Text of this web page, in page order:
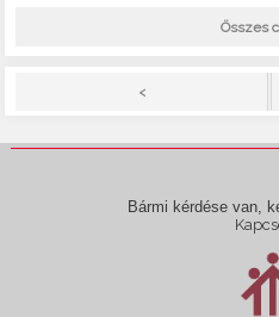
Összes
<
Bármi kérdése van,